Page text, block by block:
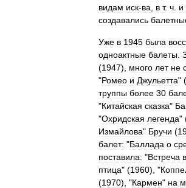
видам иск-ва в т. ч и
создавались
Уже в 1945 была
одноактные балеты
(1947), много лет не
"Ромео и Джульетта" (
труппы более 30
"Китайская сказка"
"Охридская легенда"
Измайлова" Бручи (
балет: "Баллада о
поставила: "Встреча в
птица" (1960), "
(1970), "Кармен" на